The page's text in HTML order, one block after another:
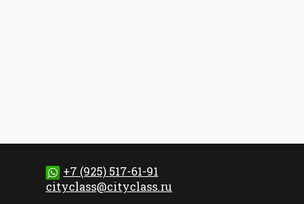
+7 (925) 517-61-91
cityclass@cityclass.ru